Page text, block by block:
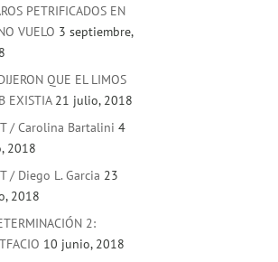
PETRIFICADOS EN
VUELO 3 septiembre,
QUE EL LIMOS
EXISTIA 21 julio, 2018
/ Carolina Bartalini 4
2018
/ Diego L. Garcia 23
2018
2:
10 junio, 2018